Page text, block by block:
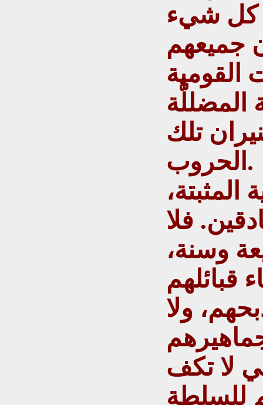
كل شيء
جميعهم
القومية
المضللَّة
تلك
الحروب.
المثبتة،
فلا
وسنة،
قبائلهم
ولا
لا تكف
للسلطة